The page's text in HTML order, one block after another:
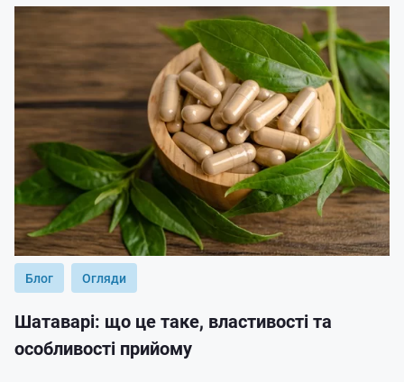
Блог Огляди
Шатаварі: що це таке, властивості та
особливості прийому